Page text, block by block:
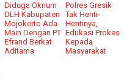
Diduga Oknum
DLH Kabupaten
Mojokerto Ada
Main Dengan PT
Efrand Berkat
Aditama
Polres Gresik
Tak Henti-
Hentinya,
Edukasi Prokes
Kepada
Masyarakat